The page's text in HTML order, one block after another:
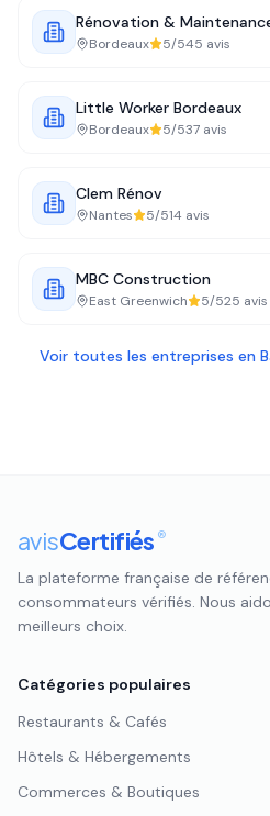
Rénovation &
Bordeaux 5/545 avis
Little Worker Bordeaux
Bordeaux 5/537 avis
Clem Rénov
Nantes 5/514 avis
MBC Construction
East Greenwich 5/525 avis
Voir toutes les entreprises en
avisCertifiés ®
La plateforme française de
consommateurs vérifiés. Nous
meilleurs choix.
Catégories populaires
Restaurants & Cafés
Hôtels & Hébergements
Commerces & Boutiques